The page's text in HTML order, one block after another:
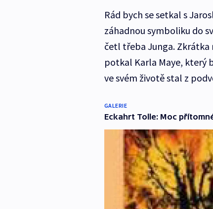
Rád bych se setkal s
záhadnou symboliku do
četl třeba Junga. Zkrátka
potkal Karla Maye, který
ve svém životě stal z
GALERIE
Eckahrt Tolle: Moc